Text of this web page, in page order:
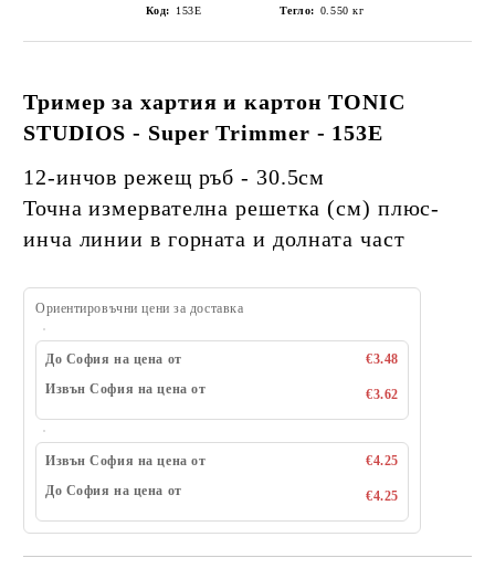
Код: 153E Тегло: 0.550 кг
Тример за хартия и картон TONIC
STUDIOS - Super Trimmer - 153E
12-инчов режещ ръб - 30.5см
Точна измервателна решетка (см) плюс-
инча линии в горната и долната част
Ориентировъчни цени за доставка
До София на цена от
€3.48
Извън София на цена от
€3.62
Извън София на цена от
€4.25
До София на цена от
€4.25